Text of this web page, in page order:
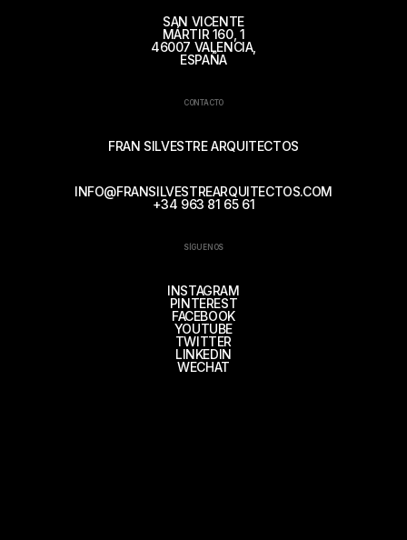
SAN VICENTE
MÁRTIR 160, 1
46007 VALENCIA,
ESPAÑA
CONTACTO
FRAN SILVESTRE ARQUITECTOS
INFO@FRANSILVESTREARQUITECTOS.COM
+34 963 81 65 61
SÍGUENOS
INSTAGRAM
PINTEREST
FACEBOOK
YOUTUBE
TWITTER
LINKEDIN
WECHAT